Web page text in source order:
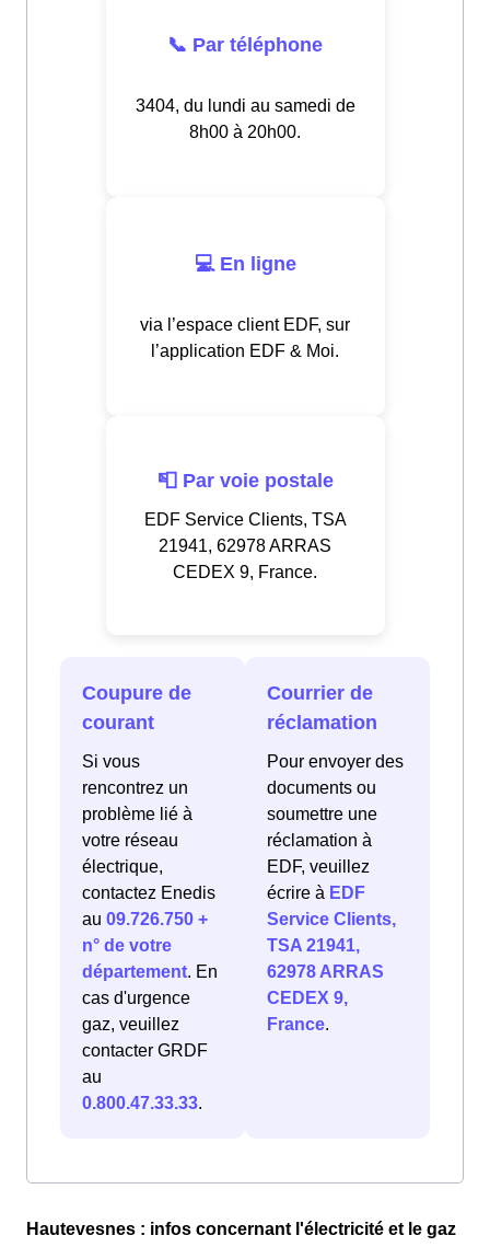
📞 Par téléphone
3404, du lundi au samedi de
8h00 à 20h00.
💻 En ligne
via l’espace client EDF, sur
l’application EDF & Moi.
📮 Par voie postale
EDF Service Clients, TSA
21941, 62978 ARRAS
CEDEX 9, France.
Coupure de
courant
Si vous
rencontrez un
problème lié à
votre réseau
électrique,
contactez Enedis
au 09.726.750 +
n° de votre
département. En
cas d'urgence
gaz, veuillez
contacter GRDF
au
0.800.47.33.33.
Courrier de
réclamation
Pour envoyer des
documents ou
soumettre une
réclamation à
EDF, veuillez
écrire à EDF
Service Clients,
TSA 21941,
62978 ARRAS
CEDEX 9,
France.
Hautevesnes : infos concernant l'électricité et le gaz